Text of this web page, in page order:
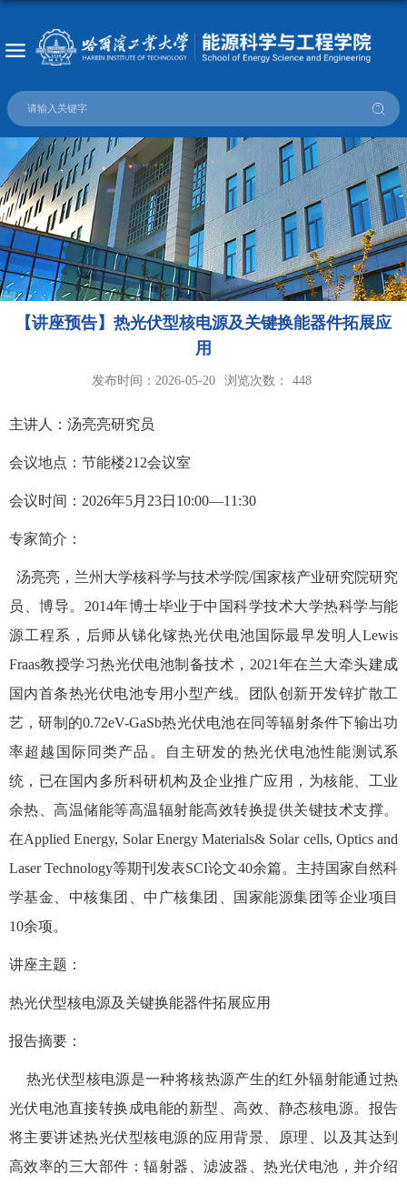
【讲座预告】热光伏型核电源及关键换能器件拓展应
用
发布时间：2026-05-20 浏览次数： 448
主讲人：汤亮亮研究员
会议地点： 节能楼212会议室
会议时间： 2026年5月 23日 10:00—1 1:30
专家简介：
汤亮亮，兰州大学核科学与技术学院/国家核产业研究院研究
员、博导。 2014年博士毕业于中国科学技术大学热科学与能
源工程系，后师从锑化镓热光伏电池国际最早发明人 Lewis
Fraas教授学习热光伏电池制备技术， 2021年在兰大牵头建成
国内首条热光伏电池专用小型产线。团队创新开发锌扩散工
艺，研制的0.72eV-GaSb热光伏电池在同等辐射条件下输出功
率超越国际同类产品。自主研发的热光伏电池性能测试系
统，已在国内多所科研机构及企业推广应用，为核能、工业
余热、高温储能等高温辐射能高效转换提供关键技术支撑。
在Applied Energy, Solar Energy Materials& Solar cells, Optics and
Laser Technology等期刊发表SCI论文40余篇。主持国家自然科
学基金、中核集团、中广核集团、国家能源集团等企业项目
10余项。
讲座主题：
热光伏型核电源及关键换能器件拓展应用
报告摘要：
热光伏型核电源是一种将核热源产生的红外辐射能通过热
光伏电池直接转换成电能的新型、高效、静态核电源。报告
将主要讲述热光伏型核电源的应用背景、原理、以及其达到
高效率的三大部件：辐射器、滤波器、热光伏电池，并介绍